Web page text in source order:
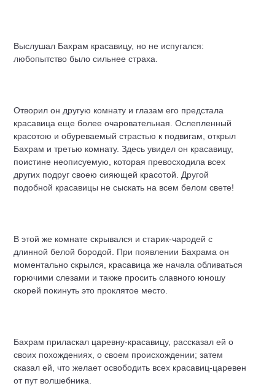
Выслушал Бахрам красавицу, но не испугался:
любопытство было сильнее страха.
Отворил он другую комнату и глазам его предстала
красавица еще более очаровательная. Ослепленный
красотою и обуреваемый страстью к подвигам, открыл
Бахрам и третью комнату. Здесь увидел он красавицу,
поистине неописуемую, которая превосходила всех
других подруг своею сияющей красотой. Другой
подобной красавицы не сыскать на всем белом свете!
В этой же комнате скрывался и старик-чародей с
длинной белой бородой. При появлении Бахрама он
моментально скрылся, красавица же начала обливаться
горючими слезами и также просить славного юношу
скорей покинуть это проклятое место.
Бахрам приласкал царевну-красавицу, рассказал ей о
своих похождениях, о своем происхождении; затем
сказал ей, что желает освободить всех красавиц-царевен
от пут волшебника.